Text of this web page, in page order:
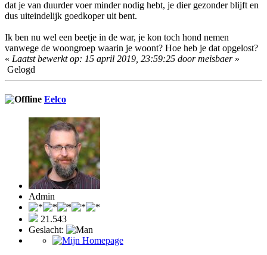
dat je van duurder voer minder nodig hebt, je dier gezonder blijft en
dus uiteindelijk goedkoper uit bent.
Ik ben nu wel een beetje in de war, je kon toch hond nemen
vanwege de woongroep waarin je woont? Hoe heb je dat opgelost?
« Laatst bewerkt op: 15 april 2019, 23:59:25 door meisbaer»
Gelogd
Eelco
Admin
21.543
Geslacht: